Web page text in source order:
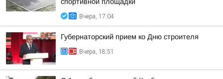
Вчера, 17:04
Губернаторский прием ко Дню строителя
Вчера, 18:51